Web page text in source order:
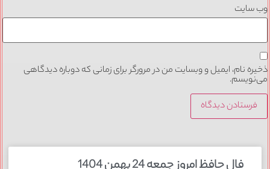
وب‌ سایت
ذخیره نام، ایمیل و وبسایت من در مرورگر برای زمانی که دوباره دیدگاهی
می‌نویسم.